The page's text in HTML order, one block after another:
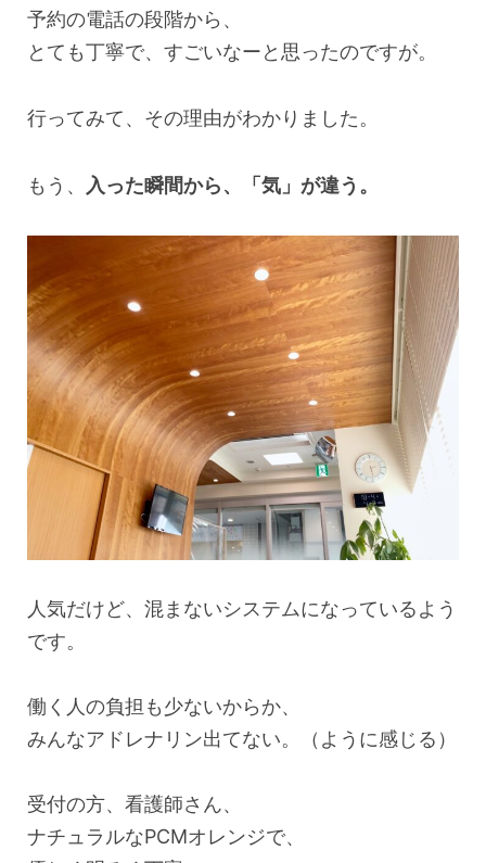
予約の電話の段階から、
とても丁寧で、すごいなーと思ったのですが。
行ってみて、その理由がわかりました。
もう、 入った瞬間から、「気」が違う。
人気だけど、混まないシステムになっているよう
です。
働く人の負担も少ないからか、
みんなアドレナリン出てない。（ように感じる）
受付の方、看護師さん、
ナチュラルなPCMオレンジで、